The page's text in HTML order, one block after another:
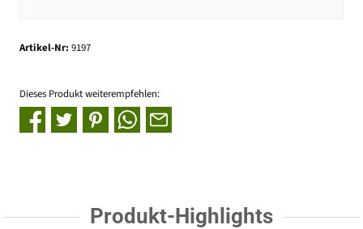
Artikel-Nr: 9197
Dieses Produkt weiterempfehlen:
Produkt-Highlights